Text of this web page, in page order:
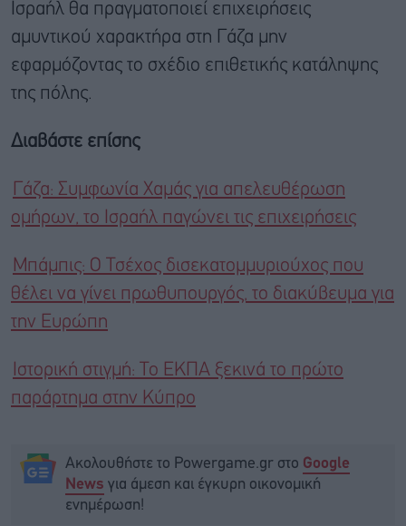
Ισραήλ θα πραγματοποιεί επιχειρήσεις
αμυντικού χαρακτήρα στη Γάζα μην
εφαρμόζοντας το σχέδιο επιθετικής κατάληψης
της πόλης.
Διαβάστε επίσης
Γάζα: Συμφωνία Χαμάς για απελευθέρωση
ομήρων, το Ισραήλ παγώνει τις επιχειρήσεις
Μπάμπις: Ο Τσέχος δισεκατομμυριούχος που
θέλει να γίνει πρωθυπουργός, το διακύβευμα για
την Ευρώπη
Ιστορική στιγμή: Το ΕΚΠΑ ξεκινά το πρώτο
παράρτημα στην Κύπρο
Ακολουθήστε το Powergame.gr στο Google
News για άμεση και έγκυρη οικονομική
ενημέρωση!